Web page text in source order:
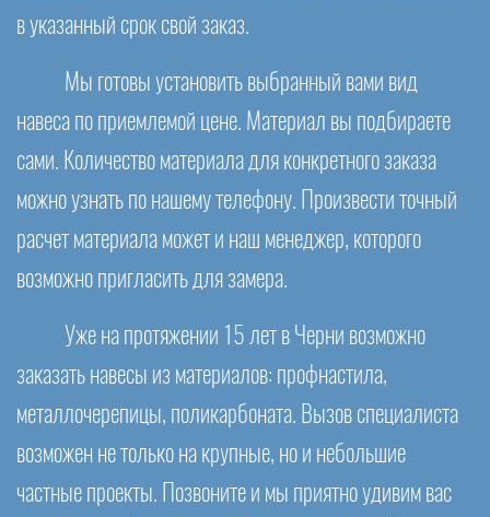
в указанный срок свой заказ.
Мы готовы установить выбранный вами вид
навеса по приемлемой цене. Материал вы подбираете
сами. Количество материала для конкретного заказа
можно узнать по нашему телефону. Произвести точный
расчет материала может и наш менеджер, которого
возможно пригласить для замера.
Уже на протяжении 15 лет в Черни возможно
заказать навесы из материалов: профнастила,
металлочерепицы, поликарбоната. Вызов специалиста
возможен не только на крупные, но и небольшие
частные проекты. Позвоните и мы приятно удивим вас